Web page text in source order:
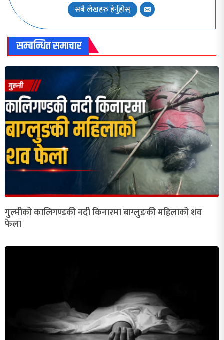
सबै लेखहरु हेर्नुहोस्
सम्बन्धित समाचार
गुल्मीको कालिगण्डकी नदी किनारमा बाग्लुङकी महिलाको शव
फेला